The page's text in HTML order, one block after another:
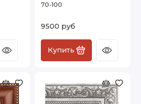
70-100
9500 руб
Купить